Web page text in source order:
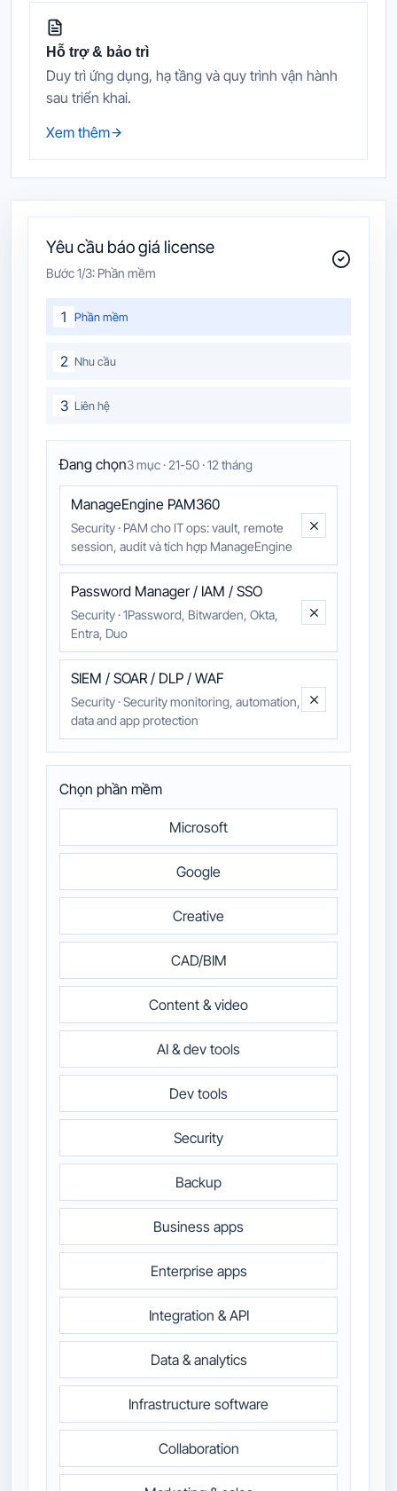
Hỗ trợ & bảo trì
Duy trì ứng dụng, hạ tầng và quy trình vận hành
sau triển khai.
Xem thêm
Yêu cầu báo giá license
Bước1/3: Phần mềm
1 Phần mềm
2 Nhu cầu
3 Liên hệ
Đang chọn3 mục · 21-50 · 12 tháng
ManageEngine PAM360
Security · PAM cho IT ops: vault, remote
session, audit và tích hợp ManageEngine
Password Manager / IAM / SSO
Security ·1Password, Bitwarden, Okta,
Entra, Duo
SIEM / SOAR / DLP / WAF
Security ·Security monitoring, automation,
data and app protection
Chọn phần mềm
Microsoft
Google
Creative
CAD/BIM
Content & video
AI & dev tools
Dev tools
Security
Backup
Business apps
Enterprise apps
Integration & API
Data & analytics
Infrastructure software
Collaboration